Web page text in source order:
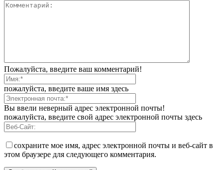
Пожалуйста, введите ваш комментарий!
пожалуйста, введите ваше имя здесь
Вы ввели неверный адрес электронной почты!
пожалуйста, введите свой адрес электронной почты здесь
сохраните мое имя, адрес электронной почты и веб-сайт в
этом браузере для следующего комментария.